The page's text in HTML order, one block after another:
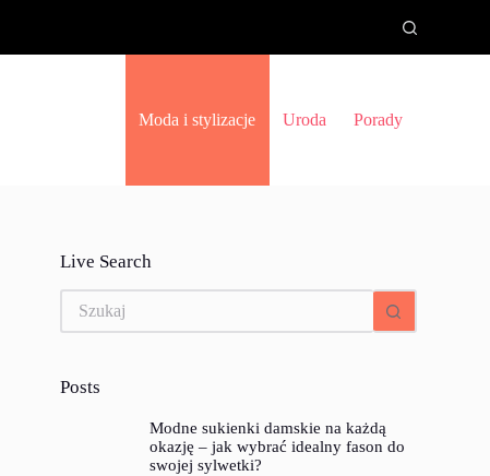
Moda i stylizacje Uroda Porady
Live Search
Brak
wyników
Posts
Modne sukienki damskie na każdą
okazję – jak wybrać idealny fason do
swojej sylwetki?